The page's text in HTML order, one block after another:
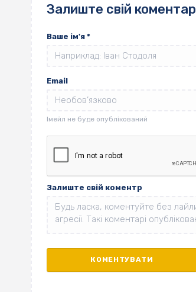
Залиште свій коментар
Ваше ім'я *
Email
Залиште свій коментр